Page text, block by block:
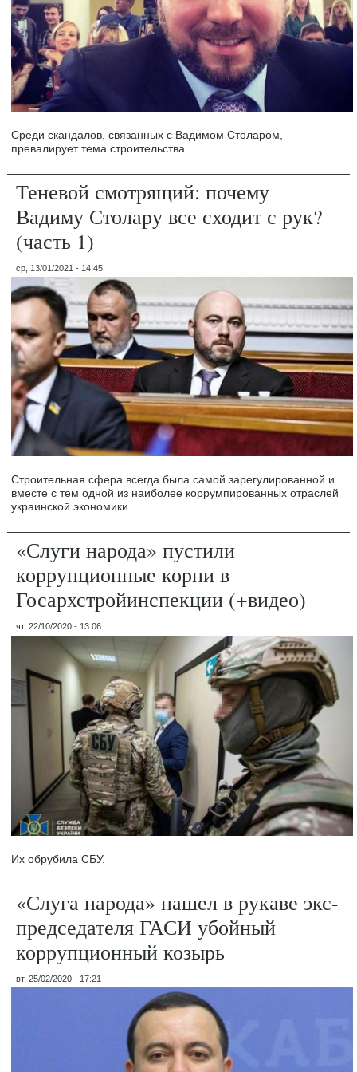
Среди скандалов, связанных с Вадимом Столаром,
превалирует тема строительства.
Теневой смотрящий: почему
Вадиму Столару все сходит с рук?
(часть 1)
ср, 13/01/2021 - 14:45
Строительная сфера всегда была самой зарегулированной и
вместе с тем одной из наиболее коррумпированных отраслей
украинской экономики.
«Слуги народа» пустили
коррупционные корни в
Госархстройинспекции (+видео)
чт, 22/10/2020 - 13:06
Их обрубила СБУ.
«Слуга народа» нашел в рукаве экс-
председателя ГАСИ убойный
коррупционный козырь
вт, 25/02/2020 - 17:21